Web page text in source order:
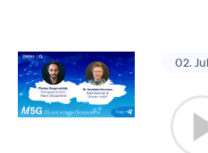
02.